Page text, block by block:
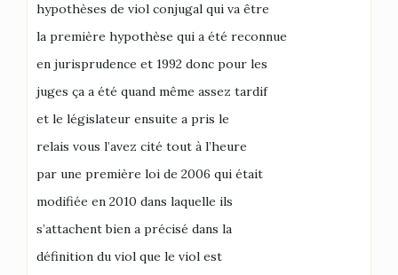
hypothèses de viol conjugal qui va être
la première hypothèse qui a été reconnue
en jurisprudence et 1992 donc pour les
juges ça a été quand même assez tardif
et le législateur ensuite a pris le
relais vous l’avez cité tout à l’heure
par une première loi de 2006 qui était
modifiée en 2010 dans laquelle ils
s’attachent bien a précisé dans la
définition du viol que le viol est